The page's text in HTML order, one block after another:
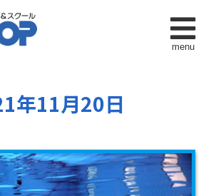
menu
年11月20日